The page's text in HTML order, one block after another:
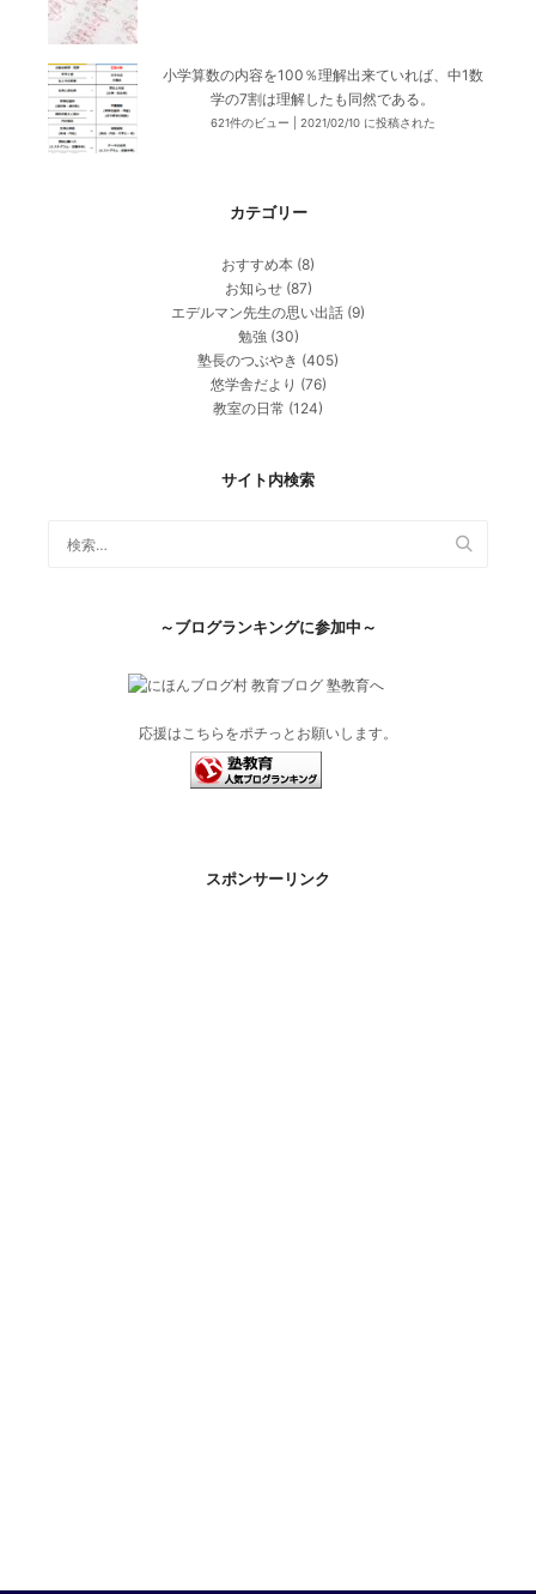
小学算数の内容を100％理解出来ていれば、中1数
学の7割は理解したも同然である。
621件のビュー 2021/02/10 に投稿された
カテゴリー
おすすめ本 (8)
お知らせ(87)
エデルマン先生の思い出話 (9)
勉強 (30)
塾長のつぶやき (405)
悠学舎だより (76)
教室の日常 (124)
サイト内検索
～ブログランキングに参加中～
応援はこちらをポチっとお願いします。
スポンサーリンク